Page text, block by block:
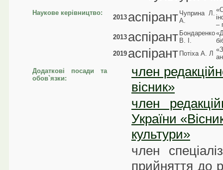
Наукове керівництво:
2013 аспірант Чуприна Л.
А.
–
2013 аспірант Бондаренко
В. І.
2019 аспірант Потіха А. Л
Додаткові посади та
обов`язки:
член
вісник»
член
України
культури»
член
прийняття до